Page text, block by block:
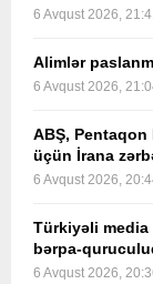
6 Avqust 2026,
Alimlər
6 Avqust 2026,
ABŞ, Pentaqon
üçün İrana
6 Avqust 2026,
Türkiyəli media
bərpa-
6 Avqust 2026,